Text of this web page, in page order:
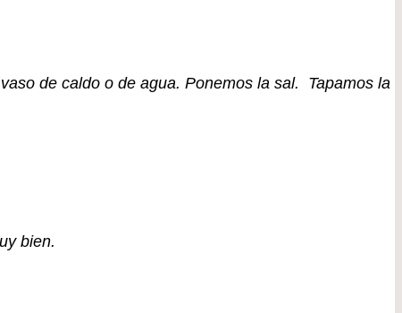
de caldo o de agua. Ponemos la sal. Tapamos la
bien.